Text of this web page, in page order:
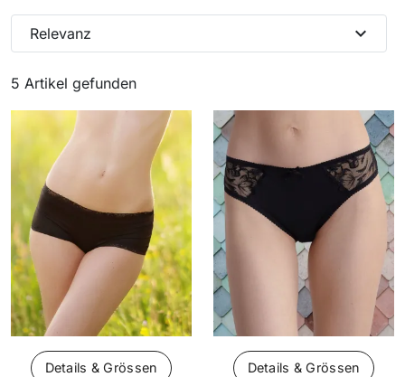
5 Artikel gefunden
Relevanz expand_more
Details & Grössen Details & Grössen